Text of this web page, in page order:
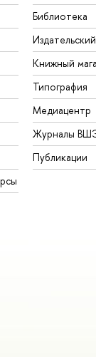
Библиотека
Книжный
Типография
Медиацентр
Журналы
Публикации